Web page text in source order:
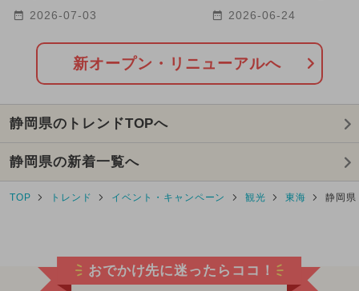
2024年7月のイベント
2026年7月のイベント
2025年2月のイベント キャラクター
2025年7月のイベント
2026年2月のイベント
2026年3月のイベント
2025年1月のイベント
ークに絶景ドッグラン誕生
2026-07-03
きる展望カフェが新
2026-06-24
新オープン・リニューアルへ
静岡県のトレンドTOPへ
静岡県の新着一覧へ
TOP トレンド イベント・キャンペーン 観光 東海 静岡県
おでかけ先に迷ったらココ！